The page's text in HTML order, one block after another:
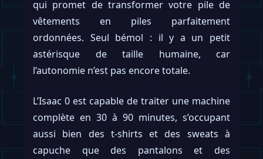
qui promet de transformer votre pile de
vêtements en piles parfaitement
ordonnées. Seul bémol : il y a un petit
astérisque de taille humaine, car
l’autonomie n’est pas encore totale.
L’Isaac 0 est capable de traiter une machine
complète en 30 à 90 minutes, s’occupant
aussi bien des t-shirts et des sweats à
capuche que des pantalons et des